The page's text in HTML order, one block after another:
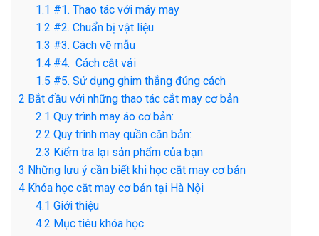
1.1 #1. Thao tác với máy may
1.2 #2. Chuẩn bị vật liệu
1.3 #3. Cách vẽ mẫu
1.4 #4. Cách cắt vải
1.5 #5. Sử dụng ghim thẳng đúng cách
2 Bắt đầu với những thao tác cắt may cơ bản
2.1 Quy trình may áo cơ bản:
2.2 Quy trình may quần căn bản:
2.3 Kiểm tra lại sản phẩm của bạn
3 Những lưu ý cần biết khi học cắt may cơ bản
4 Khóa học cắt may cơ bản tại Hà Nội
4.1 Giới thiệu
4.2 Mục tiêu khóa học